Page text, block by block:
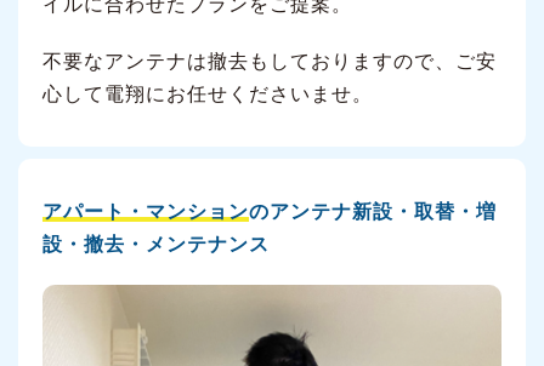
イルに合わせたプランをご提案。
不要なアンテナは撤去もしておりますので、ご安
心して電翔にお任せくださいませ。
アパート・マンションのアンテナ新設・取替・増
設・撤去・メンテナンス